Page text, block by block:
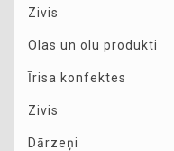
Zivis
Olas un olu produkti
Īrisa konfektes
Zivis
Dārzeņi